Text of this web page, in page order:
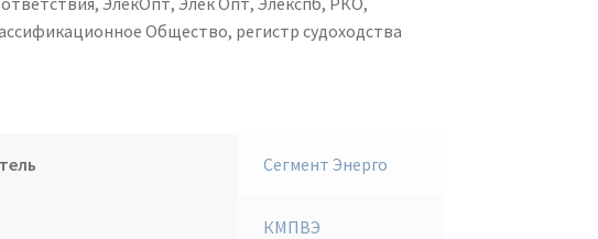
Общество, регистр судоходства
Сегмент Энерго
КМПВЭ